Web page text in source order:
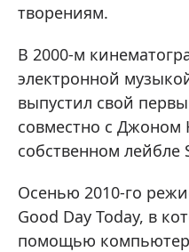
творениям.
В 2000-м
электронной
выпустил свой
совместно с
собственном лейбле
Осенью 2010-го
Good Day Today, в
помощью